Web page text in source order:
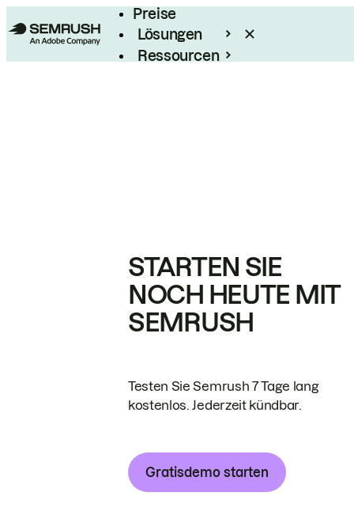
Preise
Lösungen
Ressourcen
STARTEN SIE
NOCH HEUTE MIT
SEMRUSH
Testen Sie Semrush 7 Tage lang
kostenlos. Jederzeit kündbar.
Gratisdemo starten